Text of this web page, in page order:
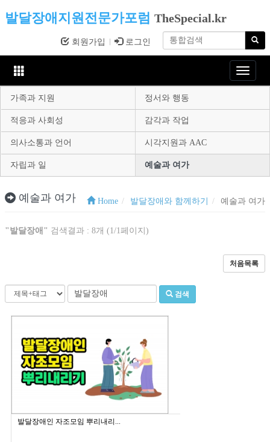
발달장애지원전문가포럼 TheSpecial.kr
회원가입 로그인
Toggle
가족과 지원
정서와 행동
적응과 사회성 감각과 작업
의사소통과 언어 시각지원과 AAC
자립과 일 예술과 여가
예술과 여가 Home 발달장애와 함께하기 예술과 여가
"발달장애" 검색결과 : 8개 (1/1페이지)
처음목록
검색
발달장애인 자조모임 뿌리내리...